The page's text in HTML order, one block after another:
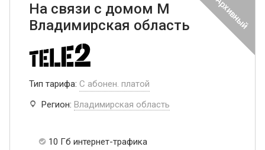
На связи с домом М
Владимирская область
Тип тарифа: С абонен. платой
Регион: Владимирская область
10 Гб интернет-трафика